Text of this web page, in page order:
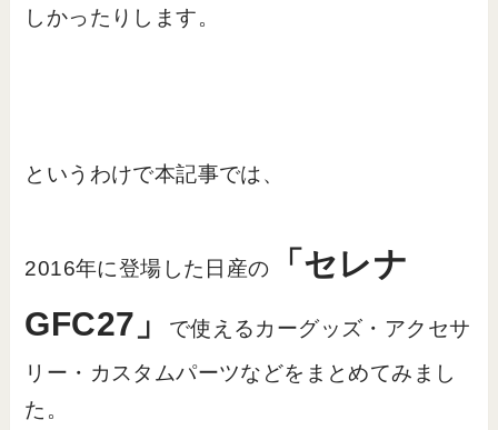
しかったりします。
というわけで本記事では、
2016年に登場した日産の
「セレナ
GFC27」
で使えるカーグッズ・アクセサ
リー・カスタムパーツなどをまとめてみまし
た。